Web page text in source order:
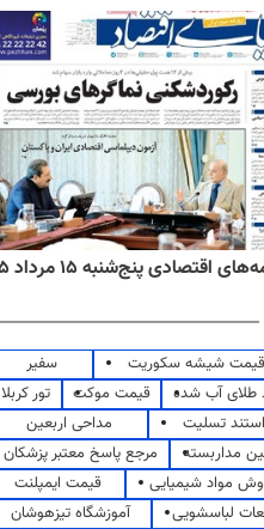
اقتصادی پنج‌شنبه ۱۵ مرداد ۱۴۰۵
قیمت شیشه سکوریت
سفیر
طلای آب شده
قیمت موکت
تور کربلا
استند تسلیت
مداحی اربعین
مداربسته
مرجع پاسخ معتبر پزشکان
مواد شیمیایی
قیمت ایمپلنت
لباسشویی
آموزشگاه تیزهوشان